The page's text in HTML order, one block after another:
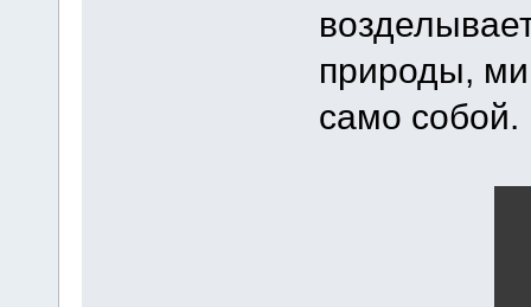
природы,
само собой.